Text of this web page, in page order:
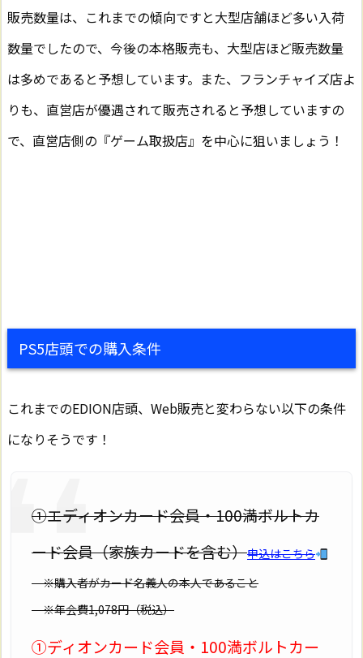
販売数量は、これまでの傾向ですと大型店舗ほど多い入荷
数量でしたので、今後の本格販売も、大型店ほど販売数量
は多めであると予想しています。また、フランチャイズ店よ
りも、直営店が優遇されて販売されると予想していますの
で、直営店側の『ゲーム取扱店』を中心に狙いましょう！
PS5店頭での購入条件
これまでのEDION店頭、Web販売と変わらない以下の条件
になりそうです！
①エディオンカード会員・100満ボルトカ
ード会員（家族カードを含む）申込はこちら
※購入者がカード名義人の本人であること
※年会費1,078円（税込）
①ディオンカード会員・100満ボルトカー